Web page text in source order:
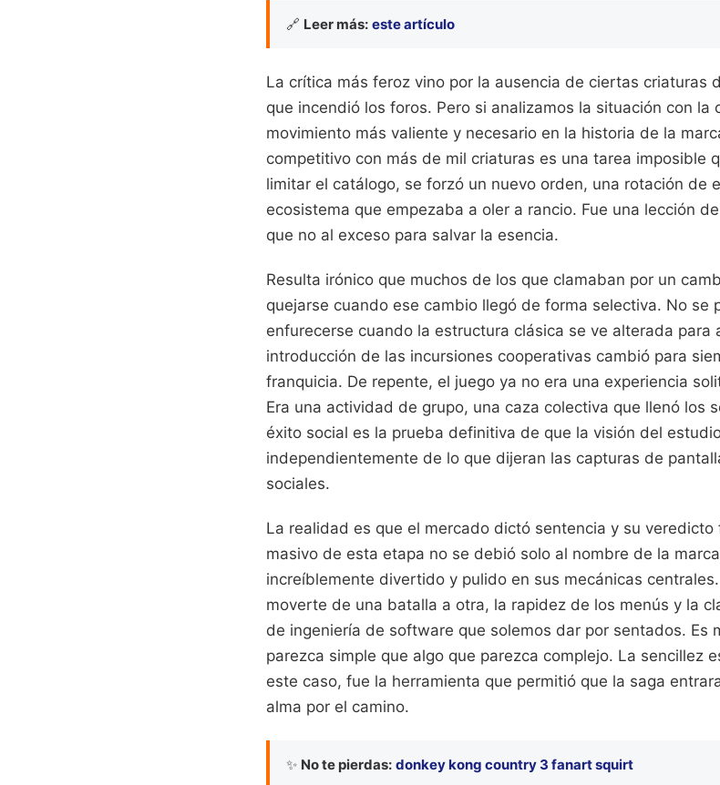
🔗 Leer más: este artículo
La crítica más feroz vino por la ausencia de ciertas criaturas
que incendió los foros. Pero si analizamos la situación con
movimiento más valiente y necesario en la historia de la
competitivo con más de mil criaturas es una tarea imposible
limitar el catálogo, se forzó un nuevo orden, una rotación de
ecosistema que empezaba a oler a rancio. Fue una lección
que no al exceso para salvar la esencia.
Resulta irónico que muchos de los que clamaban por un
quejarse cuando ese cambio llegó de forma selectiva. No se
enfurecerse cuando la estructura clásica se ve alterada para
introducción de las incursiones cooperativas cambió para
franquicia. De repente, el juego ya no era una experiencia
Era una actividad de grupo, una caza colectiva que llenó los
éxito social es la prueba definitiva de que la visión del
independientemente de lo que dijeran las capturas de
sociales.
La realidad es que el mercado dictó sentencia y su veredicto
masivo de esta etapa no se debió solo al nombre de la
increíblemente divertido y pulido en sus mecánicas
moverte de una batalla a otra, la rapidez de los menús y la
de ingeniería de software que solemos dar por sentados. Es
parezca simple que algo que parezca complejo. La sencillez
este caso, fue la herramienta que permitió que la saga
alma por el camino.
✨ No te pierdas: donkey kong country 3 fanart squirt